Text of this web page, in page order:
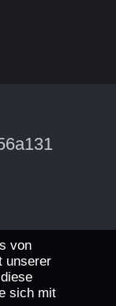
von
unserer
sich mit